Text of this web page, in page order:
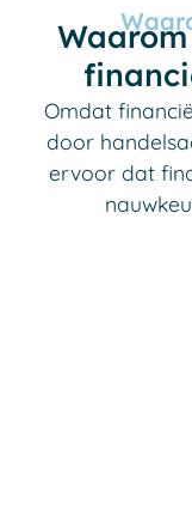
Omdat
door
ervoor dat